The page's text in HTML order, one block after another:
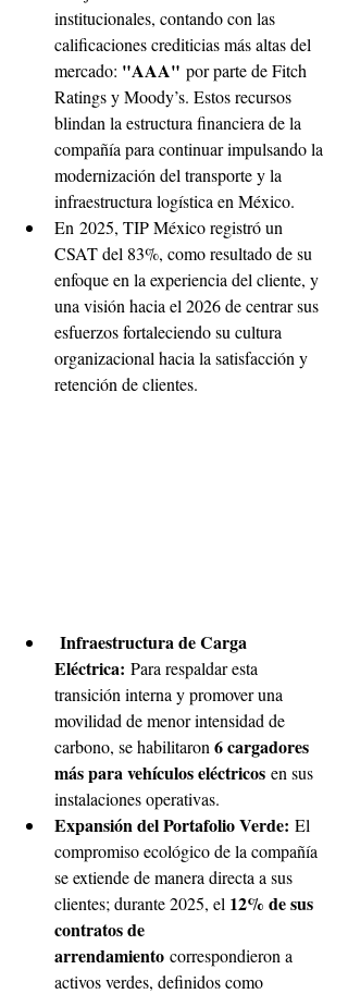
institucionales, contando con las
calificaciones crediticias más altas del
mercado: "AAA" por parte de Fitch
Ratings y Moody’s. Estos recursos
blindan la estructura financiera de la
compañía para continuar impulsando la
modernización del transporte y la
infraestructura logística en México.
En 2025, TIP México registró un
CSAT del 83%, como resultado de su
enfoque en la experiencia del cliente, y
una visión hacia el 2026 de centrar sus
esfuerzos fortaleciendo su cultura
organizacional hacia la satisfacción y
retención de clientes.
Infraestructura de Carga
Eléctrica: Para respaldar esta
transición interna y promover una
movilidad de menor intensidad de
carbono, se habilitaron 6 cargadores
más para vehículos eléctricos en sus
instalaciones operativas.
Expansión del Portafolio Verde: El
compromiso ecológico de la compañía
se extiende de manera directa a sus
clientes; durante 2025, el 12% de sus
contratos de
arrendamiento correspondieron a
activos verdes, definidos como